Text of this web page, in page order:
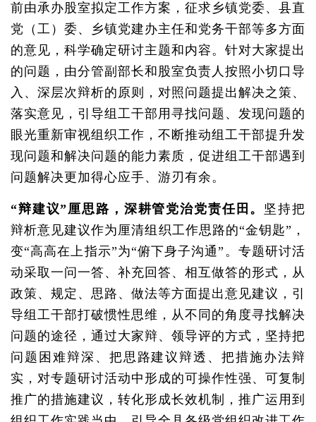
前由承办股室拟定工作方案，征求乡镇党委、县直
党（工）委、乡镇党建办主任和党务干部等多方面
的意见，科学确定研讨主题和内容。针对大家提出
的问题，由分管副部长和股室负责人按照小切口导
入、深层次辩析的原则，对照问题提出解决之策、
落实意见，引导组工干部用寻找问题、发现问题的
眼光重新审视组织工作，不断推动组工干部提升发
现问题和解决问题的能力素质，促进组工干部遇到
问题解决更加得心应手、游刃有余。
“辩建议”厘思路，深耕管党治党责任田。 坚持把
辩析意见建议作为厘清组织工作思路的“金钥匙”，
变“高高在上指示”为“俯下身子沟通”。专题研讨活
动采取一问一答、补充回答、相互做答的形式，从
政策、规定、思路、做法等方面提出意见建议，引
导组工干部打破惯性思维，从不同的角度寻找解决
问题的途径，通过大家辩、领导评的方式，坚持把
问题困难辩深、把思路建议辩透、把措施办法辩
实，对专题研讨活动中形成的可操作性强、可复制
推广的措施建议，转化形成长效机制，推广运用到